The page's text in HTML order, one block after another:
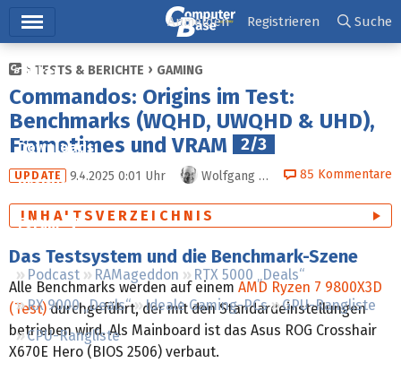
Ticker
Tests
Downloads
Preisvergleich
Forum
Podcast RAMageddon
RTX 5000 „Deals“
RX 9000 „Deals“
Ideale Gaming-PCs
GPU-Rangliste
CPU-Rangliste
Anmelden Registrieren Suche
TESTS & BERICHTE GAMING
Commandos: Origins im Test:
Benchmarks (WQHD, UWQHD & UHD),
Frametimes und VRAM
2/3
UPDATE 9.4.2025 0:01 Uhr Wolfgang Andermahr (+1)
85 Kommentare
INHALTSVERZEICHNIS
Das Testsystem und die Benchmark-Szene
Alle Benchmarks werden auf einem AMD Ryzen 7 9800X3D
(Test)durchgeführt, der mit den Standardeinstellungen
betrieben wird. Als Mainboard ist das Asus ROG Crosshair
X670E Hero (BIOS 2506) verbaut.